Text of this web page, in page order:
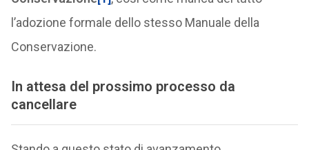
l’adozione formale dello stesso Manuale della
Conservazione.
In attesa del prossimo processo da
cancellare